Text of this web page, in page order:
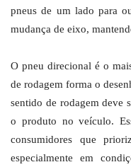
pneus de um lado para
mudança de eixo,
O pneu direcional é o
de rodagem forma o
sentido de rodagem deve
o produto no veículo.
consumidores que
especialmente em